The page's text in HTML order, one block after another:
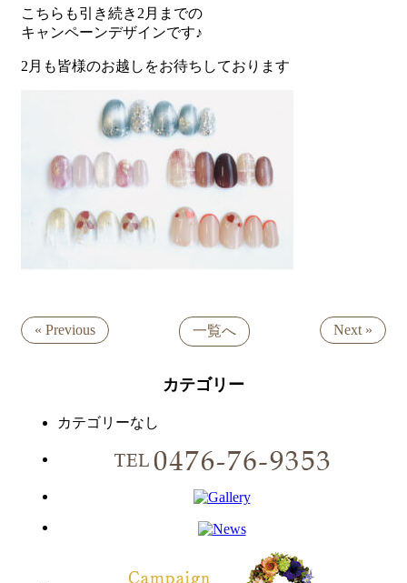
こちらも引き続き2月までの
キャンペーンデザインです♪
2月も皆様のお越しをお待ちしております
« Previous 一覧へ Next »
カテゴリー
カテゴリーなし